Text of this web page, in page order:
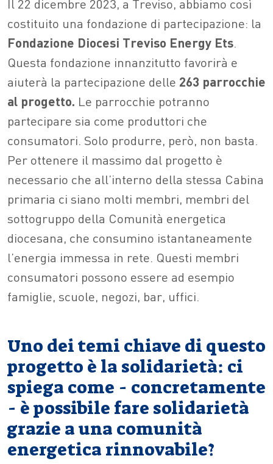
costituito una fondazione di partecipazione: la
Fondazione Diocesi Treviso Energy Ets.
Questa fondazione innanzitutto favorirà e
aiuterà la partecipazione delle 263 parrocchie
al progetto. Le parrocchie potranno
partecipare sia come produttori che
consumatori. Solo produrre, però, non basta.
Per ottenere il massimo dal progetto è
necessario che all’interno della stessa Cabina
primaria ci siano molti membri, membri del
sottogruppo della Comunità energetica
diocesana, che consumino istantaneamente
l’energia immessa in rete. Questi membri
consumatori possono essere ad esempio
famiglie, scuole, negozi, bar, uffici.
Uno dei temi chiave di questo
progetto è la solidarietà: ci
spiega come - concretamente
- è possibile fare solidarietà
grazie a una comunità
energetica rinnovabile?